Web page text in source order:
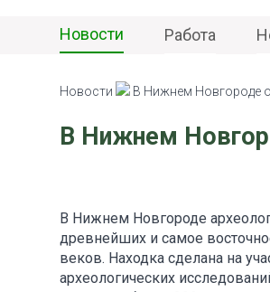
Новости Работа
Новости В Нижнем Новгороде
В Нижнем
В Нижнем Новгороде
древнейших и самое
веков. Находка сделана на
археологических